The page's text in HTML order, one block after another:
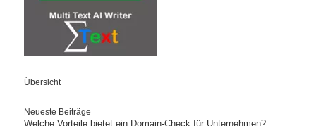
Übersicht
Neueste Beiträge
Welche Vorteile bietet ein Domain-Check für Unternehmen?